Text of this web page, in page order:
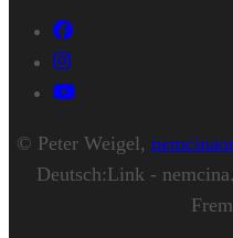
© Peter Weigel,
Deutsch:Link -